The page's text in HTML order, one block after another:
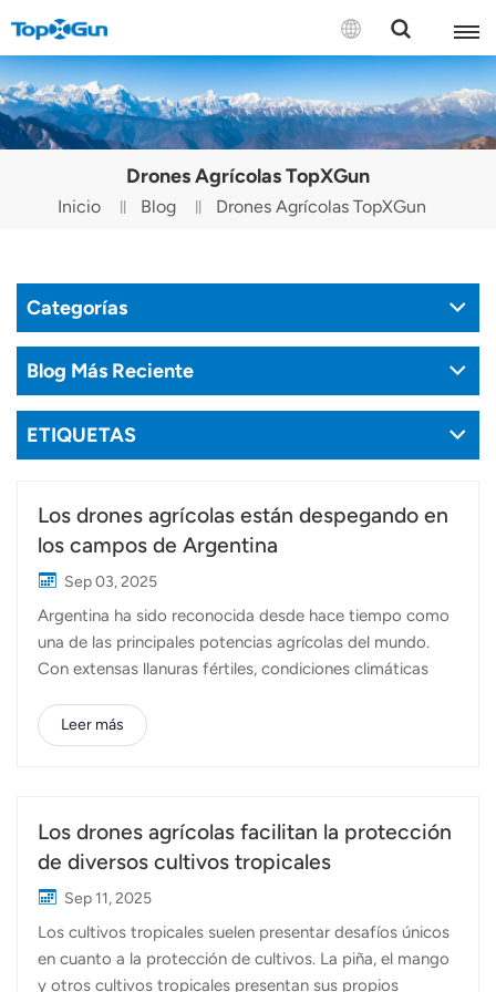
CONTÁCTENOS
English
Español
Português(Portugal)
Português(Brasil)
Türkçe
Drones Agrícolas TopXGun
Inicio Blog Drones Agrícolas TopXGun
Categorías
Blog Más Reciente
ETIQUETAS
Los drones agrícolas están despegando en
los campos de Argentina
Sep 03, 2025
Argentina ha sido reconocida desde hace tiempo como
una de las principales potencias agrícolas del mundo.
Con extensas llanuras fértiles, condiciones climáticas
desempeña un papel central en la producción mundial
de alimentos. La agricultura contribuye
nacional. La región pampeana, a menudo conocida
como el "granero de Argentina", alberga una producción
predominan en los campos, y Argentina se sitúa entre
los principales exportadores mundiales de estos granos.
Además, el país produce girasol, cebada y sorgo, junto
con un sector hortofrutícola en expansión en regiones
Leer más
Los drones agrícolas facilitan la protección
de diversos cultivos tropicales
Sep 11, 2025
Los cultivos tropicales suelen presentar desafíos únicos
en cuanto a la protección de cultivos. La piña, el mango
y otros cultivos tropicales presentan sus propios